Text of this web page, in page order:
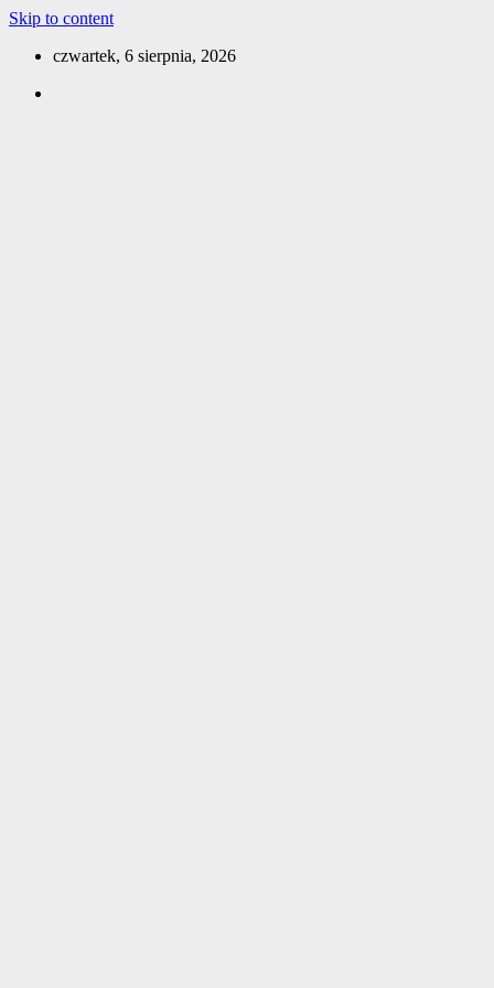
Skip to content
czwartek, 6 sierpnia, 2026